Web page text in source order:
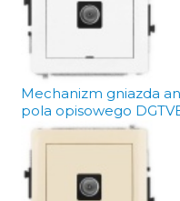
Mechanizm gniazda
pola opisowego